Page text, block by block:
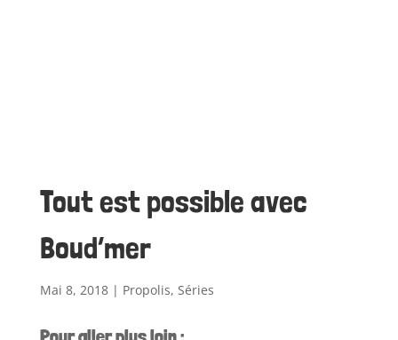
Tout est possible avec
Boud’mer
Mai 8, 2018| Propolis, Séries